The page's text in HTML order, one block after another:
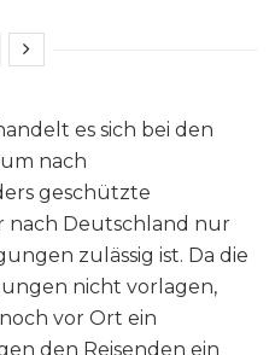
es sich bei den
nach
geschützte
nach Deutschland nur
zulässig ist. Da die
nicht vorlagen,
vor Ort ein
den Reisenden ein